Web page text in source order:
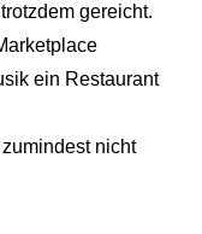
gereicht.
ein Restaurant
nicht